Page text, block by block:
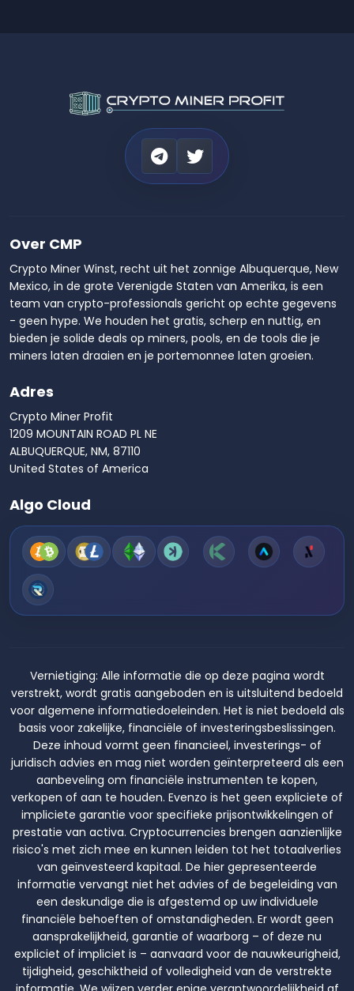
Over CMP
Crypto Miner Winst, recht uit het zonnige Albuquerque, New
Mexico, in de grote Verenigde Staten van Amerika, is een
team van crypto-professionals gericht op echte gegevens
- geen hype. We houden het gratis, scherp en nuttig, en
bieden je solide deals op miners, pools, en de tools die je
miners laten draaien en je portemonnee laten groeien.
Adres
Crypto Miner Profit
1209 MOUNTAIN ROAD PL NE
ALBUQUERQUE, NM, 87110
United States of America
Algo Cloud
Vernietiging: Alle informatie die op deze pagina wordt
verstrekt, wordt gratis aangeboden en is uitsluitend bedoeld
voor algemene informatiedoeleinden. Het is niet bedoeld als
basis voor zakelijke, financiële of investeringsbeslissingen.
Deze inhoud vormt geen financieel, investerings- of
juridisch advies en mag niet worden geïnterpreteerd als een
aanbeveling om financiële instrumenten te kopen,
verkopen of aan te houden. Evenzo is het geen expliciete of
impliciete garantie voor specifieke prijsontwikkelingen of
prestatie van activa. Cryptocurrencies brengen aanzienlijke
risico's met zich mee en kunnen leiden tot het totaalverlies
van geïnvesteerd kapitaal. De hier gepresenteerde
informatie vervangt niet het advies of de begeleiding van
een deskundige die is afgestemd op uw individuele
financiële behoeften of omstandigheden. Er wordt geen
aansprakelijkheid, garantie of waarborg – of deze nu
expliciet of impliciet is – aanvaard voor de nauwkeurigheid,
tijdigheid, geschiktheid of volledigheid van de verstrekte